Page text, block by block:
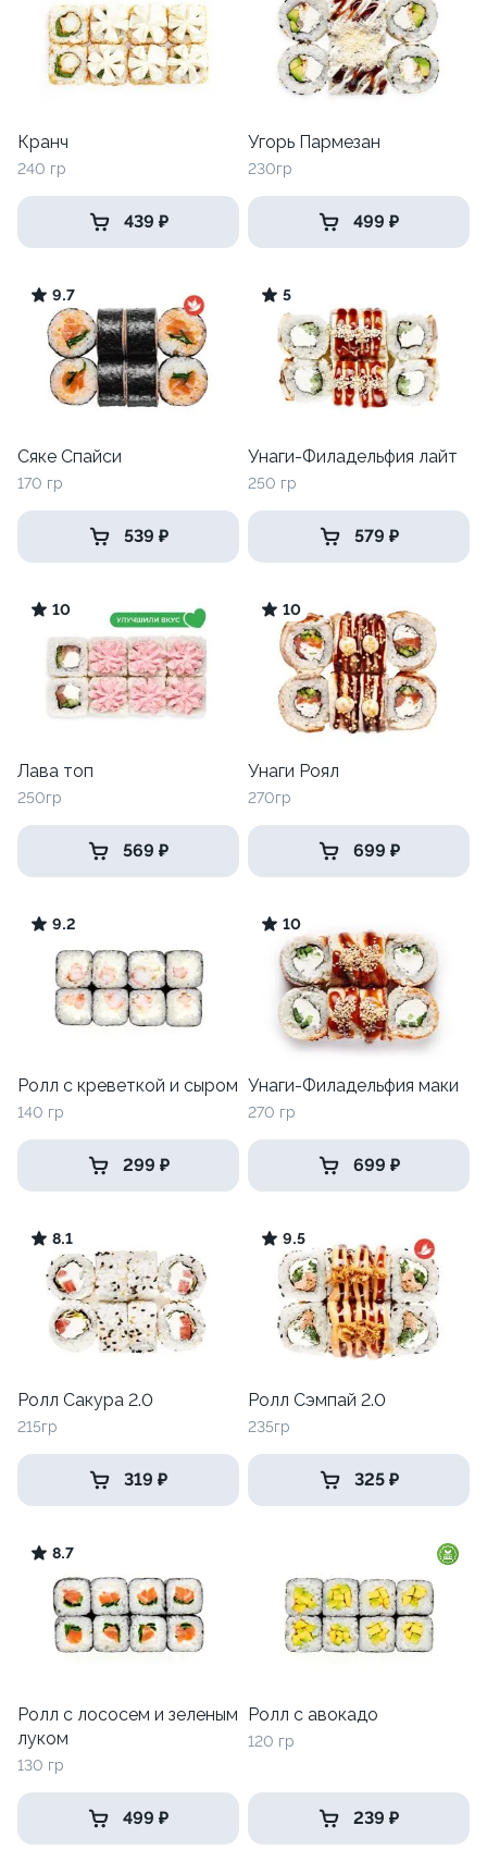
Кранч
240 гр
439 ₽
Угорь Пармезан
230гр
499 ₽
9.7
Сяке Спайси
170 гр
539 ₽
5
Унаги-Филадельфия лайт
250 гр
579 ₽
10
Лава топ
250гр
569 ₽
10
Унаги Роял
270гр
699 ₽
9.2
Ролл с креветкой и сыром
140 гр
299 ₽
10
Унаги-Филадельфия маки
270 гр
699 ₽
8.1
Ролл Сакура 2.0
215гр
319 ₽
9.5
Ролл Сэмпай 2.0
235гр
325 ₽
8.7
Ролл с лососем и зеленым
луком
130 гр
499 ₽
Ролл с авокадо
120 гр
239 ₽